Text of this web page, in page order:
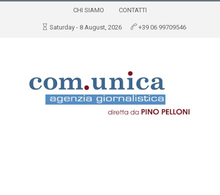
CHI SIAMO CONTATTI
Saturday - 8 August, 2026 +39 06 99709546